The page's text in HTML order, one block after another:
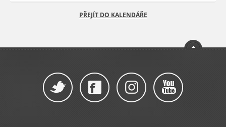
PŘEJÍT DO KALENDÁŘE